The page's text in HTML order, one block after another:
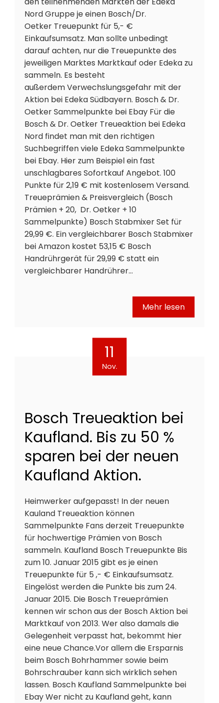
Nord Gruppe je einen Bosch/Dr.
Oetker Treuepunkt für 5,- €
Einkaufsumsatz. Man sollte unbedingt
darauf achten, nur die Treuepunkte des
jeweiligen Marktes Marktkauf oder Edeka zu
sammeln. Es besteht
außerdem Verwechslungsgefahr mit der
Aktion bei Edeka Südbayern. Bosch & Dr.
Oetker Sammelpunkte bei Ebay Für die
Bosch & Dr. Oetker Treueaktion bei Edeka
Nord findet man mit den richtigen
Suchbegriffen viele Edeka Sammelpunkte
bei Ebay. Hier zum Beispiel ein fast
unschlagbares Sofortkauf Angebot. 100
Punkte für 2,19 € mit kostenlosem Versand.
Treueprämien & Preisvergleich (Bosch
Prämien + 20, Dr. Oetker + 10
Sammelpunkte) Bosch Stabmixer Set für
29,99 €. Ein vergleichbarer Bosch Stabmixer
bei Amazon kostet 53,15 € Bosch
Handrührgerät für 29,99 € statt ein
vergleichbarer Handrührer…
Mehr lesen
11
Nov.
Bosch Treueaktion bei
Kaufland. Bis zu 50 %
sparen bei der neuen
Kaufland Aktion.
Heimwerker aufgepasst! In der neuen
Kauland Treueaktion können
Sammelpunkte Fans derzeit Treuepunkte
für hochwertige Prämien von Bosch
sammeln. Kaufland Bosch Treuepunkte Bis
zum 10. Januar 2015 gibt es je einen
Treuepunkte für 5 ,- € Einkaufsumsatz.
Eingelöst werden die Punkte bis zum 24.
Januar 2015. Die Bosch Treueprämien
kennen wir schon aus der Bosch Aktion bei
Marktkauf von 2013. Wer also damals die
Gelegenheit verpasst hat, bekommt hier
eine neue Chance.Vor allem die Ersparnis
beim Bosch Bohrhammer sowie beim
Bohrschrauber kann sich wirklich sehen
lassen. Bosch Kaufland Sammelpunkte bei
Ebay Wer nicht zu Kaufland geht, kann